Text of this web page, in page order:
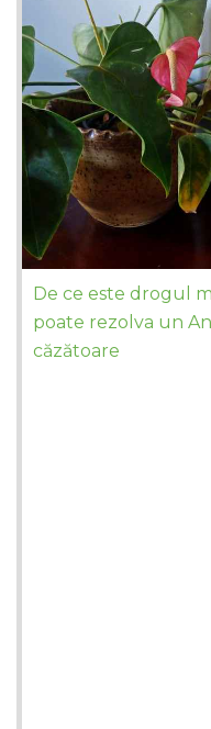
De ce este drogul
poate rezolva un
căzătoare